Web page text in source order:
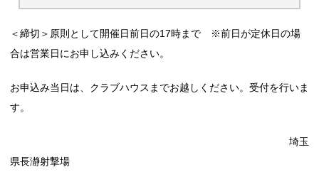
＜締切＞原則として開催日前日の17時まで ※前日が定休日の場
合は営業日にお申し込みください。
お申込み当日は、クラブハウスまでお越しください。受付を行いま
す。
埼玉
県長瀞射撃場